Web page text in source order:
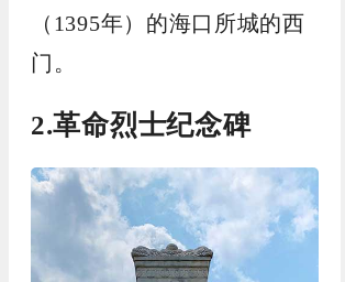
（1395年）的海口所城的西
门。
2.革命烈士纪念碑